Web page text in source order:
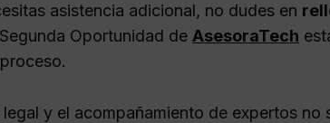
asistencia adicional, no dudes en
Oportunidad de AsesoraTech
legal y el acompañamiento de expertos